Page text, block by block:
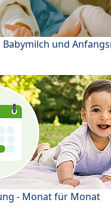
und
- Monat für Monat